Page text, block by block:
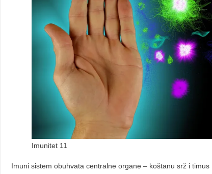
Imunitet 11
Imuni sistem obuhvata centralne organe – koštanu srž i